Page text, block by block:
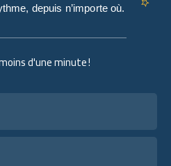
d'une minute !
depuis n’importe où.